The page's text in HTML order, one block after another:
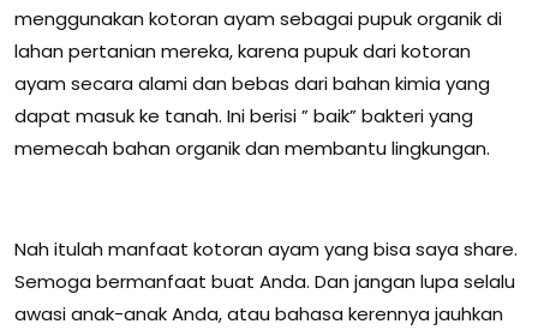
menggunakan kotoran ayam sebagai pupuk organik di
lahan pertanian mereka, karena pupuk dari kotoran
ayam secara alami dan bebas dari bahan kimia yang
dapat masuk ke tanah. Ini berisi ” baik” bakteri yang
memecah bahan organik dan membantu lingkungan.
Nah itulah manfaat kotoran ayam yang bisa saya share.
Semoga bermanfaat buat Anda. Dan jangan lupa selalu
awasi anak-anak Anda, atau bahasa kerennya jauhkan